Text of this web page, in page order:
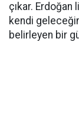
çıkar.
kendi
belirleyen bir